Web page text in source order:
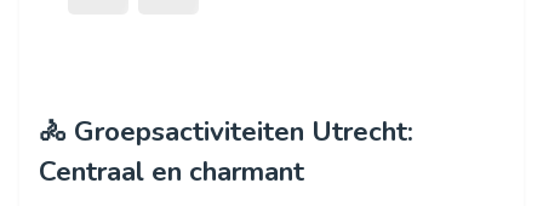
🚴 Groepsactiviteiten Utrecht:
Centraal en charmant